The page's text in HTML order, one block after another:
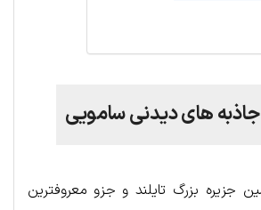
های دیدنی سامویی
جزیره بزرگ تایلند و جزو معروفترین